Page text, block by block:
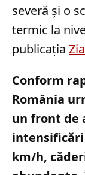
severă și o
termic la
publicația
Conform
România
un front de
intensificări
km/h,